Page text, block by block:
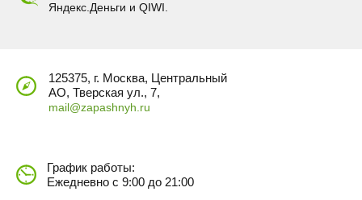
Яндекс.Деньги и QIWI.
125375, г. Москва, Центральный
АО, Тверская ул., 7,
mail@zapashnyh.ru
График работы:
Ежедневно с 9:00 до 21:00